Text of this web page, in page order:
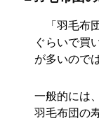
「羽毛布
ぐらいで買
が多いので
一般的には
羽毛布団の